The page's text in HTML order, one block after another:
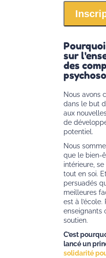
sur
des
Nous avons
dans le but
aux
de
potentiel.
Nous
que le bien-
intérieure,
tout en soi.
persuadés
meilleures
est à
enseignants
soutien.
C’est
lancé un
solidarité